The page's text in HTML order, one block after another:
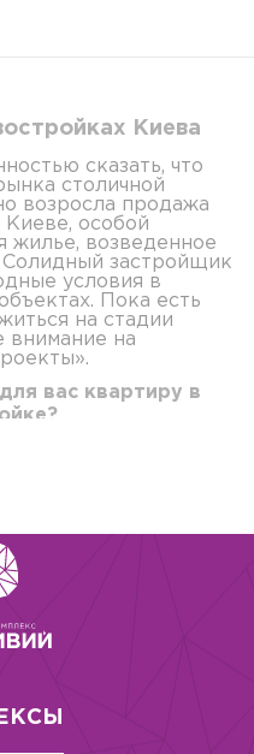
Киева
сказать, что
столичной
возросла продажа
Киеве, особой
жилье, возведенное
застройщик
условия в
Пока есть
на стадии
внимание на
вас квартиру в
Киева, новостройки
обойдется
необоснованно
Остается
к кому
преимущества,